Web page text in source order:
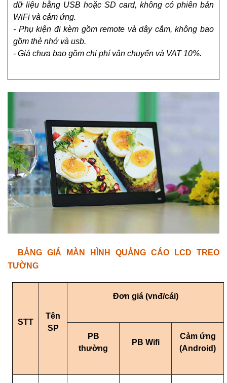
dữ liệu bằng USB hoặc SD card, không có phiên bản
WiFi và cảm ứng.
- Phụ kiện đi kèm gồm remote và dây cắm, không bao
gồm thẻ nhớ và usb.
- Giá chưa bao gồm chi phí vận chuyển và VAT 10%.
BẢNG GIÁ MÀN HÌNH QUẢNG CÁO LCD TREO
TƯỜNG
STT
Tên
SP
Đơn giá (vnđ/cái)
PB
thường
PB Wifi
Cảm ứng
(Android)